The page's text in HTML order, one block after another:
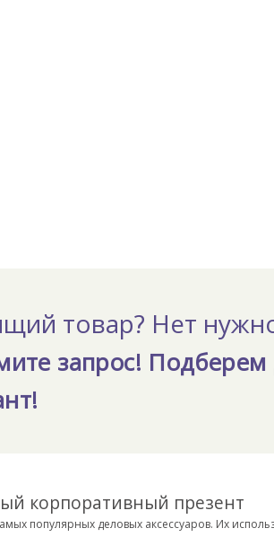
товар? Нет
запрос! Подберем
корпоративный презент
популярных деловых аксессуаров. Их